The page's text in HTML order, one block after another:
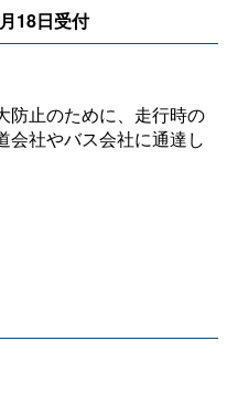
18日受付
止のために、走行時の
会社やバス会社に通達し